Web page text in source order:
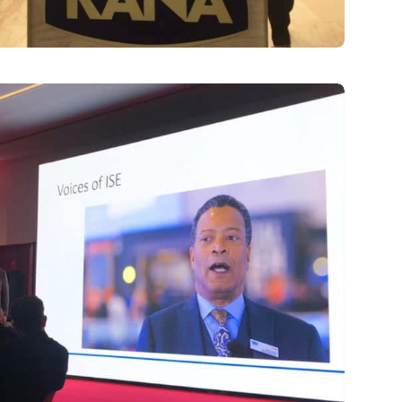
31 Marzo 2019